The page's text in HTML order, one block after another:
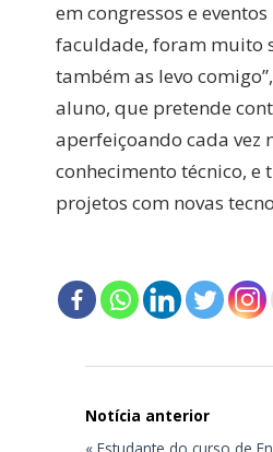
em congressos e
faculdade, foram muito
também as levo
aluno, que pretende
aperfeiçoando cada vez
conhecimento técnico, e
projetos com novas
Post